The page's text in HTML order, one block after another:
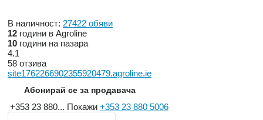
В наличност: 27422 обяви
12 години в Agroline
10 години на пазара
4.1
58 отзива
site1762266902355920479.agroline.ie
Абонирай се за продавача
+353 23 880... Покажи +353 23 880 5006